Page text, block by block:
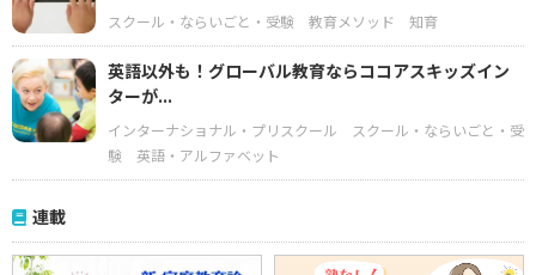
スクール・ならいごと・受験 教育メソッド 知育
英語以外も！グローバル教育ならココアスキッズイン
ターが...
インターナショナル・プリスクール
スクール・ならいごと・受
験
英語・アルファベット
連載